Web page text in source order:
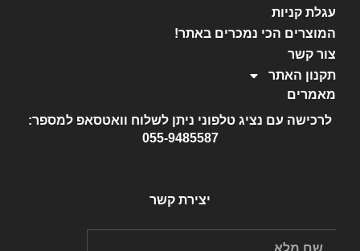
עגלת קניות
המוצרים הכי נמכרים באתר!
צור קשר
תקנון האתר
מאמרים
לרכישה עם נציג טלפוני ניתן לשלוח וואטסאפ למספר:
055-9485587
יצירת קשר